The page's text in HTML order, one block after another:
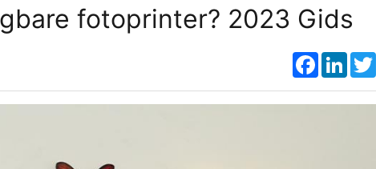
fotoprinter? 2023 Gids
Facebook